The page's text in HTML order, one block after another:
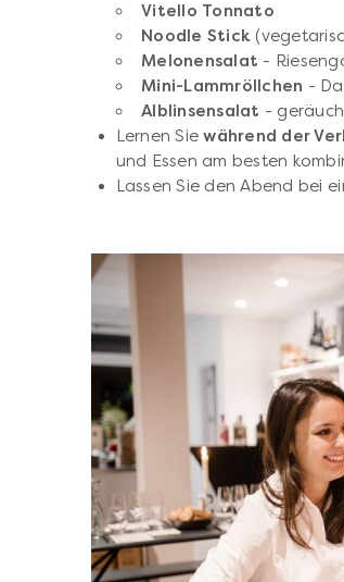
Vitello Tonnato
Noodle Stick
Melonensalat -
Mini-Lammröllchen -
Alblinsensalat -
Lernen Siewährend der
und Essen am besten
Lassen Sie den Abend bei